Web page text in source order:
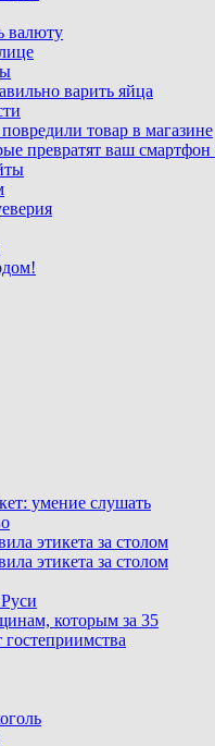
валюту
варить яйца
товар в магазине
превратят ваш смартфон
умение слушать
этикета за столом
этикета за столом
которым за 35